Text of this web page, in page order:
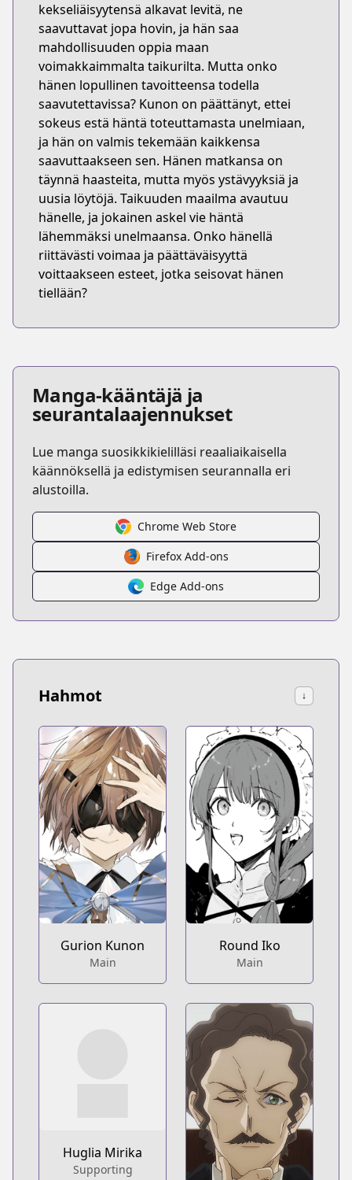
kekseliäisyytensä alkavat levitä, ne
saavuttavat jopa hovin, ja hän saa
mahdollisuuden oppia maan
voimakkaimmalta taikurilta. Mutta onko
hänen lopullinen tavoitteensa todella
saavutettavissa? Kunon on päättänyt, ettei
sokeus estä häntä toteuttamasta unelmiaan,
ja hän on valmis tekemään kaikkensa
saavuttaakseen sen. Hänen matkansa on
täynnä haasteita, mutta myös ystävyyksiä ja
uusia löytöjä. Taikuuden maailma avautuu
hänelle, ja jokainen askel vie häntä
lähemmäksi unelmaansa. Onko hänellä
riittävästi voimaa ja päättäväisyyttä
voittaakseen esteet, jotka seisovat hänen
tiellään?
Manga-kääntäjä ja
seurantalaajennukset
Lue manga suosikkikielilläsi reaaliaikaisella
käännöksellä ja edistymisen seurannalla eri
alustoilla.
Chrome Web Store
Firefox Add-ons
Edge Add-ons
Hahmot ↓
Gurion Kunon
Main
Round Iko
Main
Huglia Mirika
Supporting